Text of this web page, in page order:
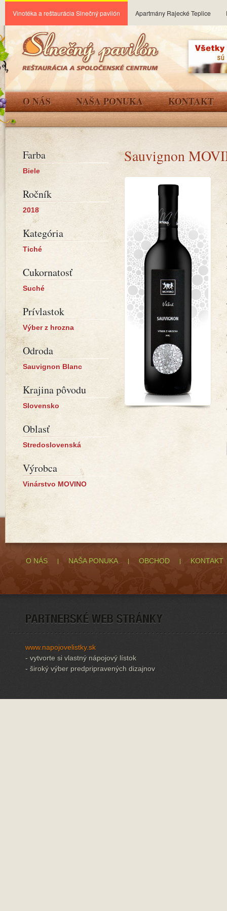
Vinotéka a reštaurácia Slnečný pavilón Apartmány Rajecké Teplice
O NÁS NAŠA PONUKA KONTAKT
Farba
Biele
Ročník
2018
Kategória
Tiché
Cukornatosť
Suché
Prívlastok
Výber z hrozna
Odroda
Sauvignon Blanc
Krajina pôvodu
Slovensko
Oblasť
Stredoslovenská
Výrobca
Vinárstvo MOVINO
Sauvignon
O NÁS NAŠA PONUKA OBCHOD KONTAKT
www.napojovelistky.sk
- vytvorte si vlastný nápojový lístok
- široký výber predpripravených dizajnov